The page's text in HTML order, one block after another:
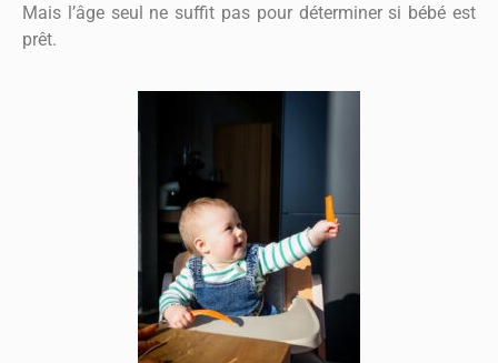
Mais l’âge seul ne suffit pas pour déterminer si bébé est
prêt.